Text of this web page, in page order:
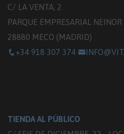
C/ LA VENTA, 2
PARQUE EMPRESARIAL
28880 MECO (MADRID)
+34 918 307 374
TIENDA AL PÚBLICO